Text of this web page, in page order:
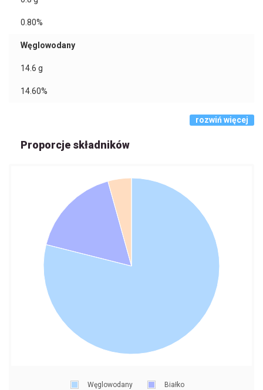
0.80%
Węglowodany
14.6 g
14.60%
rozwiń więcej
Proporcje składników
Węglowodany
Białko